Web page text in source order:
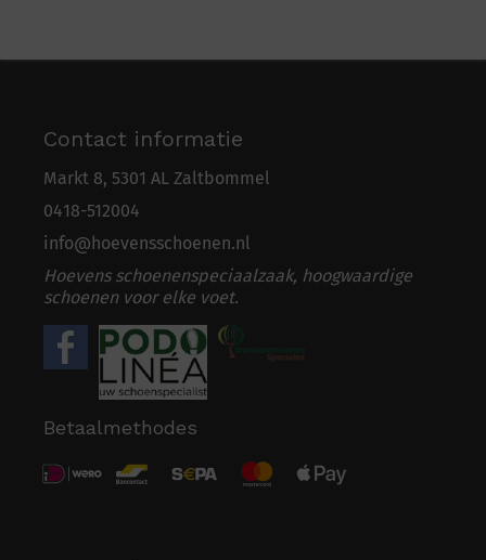
Contact informatie
Markt 8, 5301 AL Zaltbommel
0418-512004
info@hoevensschoenen.nl
Hoevens schoenenspeciaalzaak, hoogwaardige
schoenen voor elke voet.
Betaalmethodes